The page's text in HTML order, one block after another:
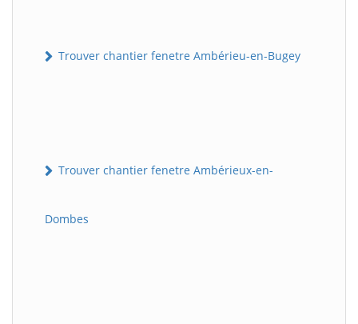
Trouver chantier fenetre Ambérieu-en-Bugey
Trouver chantier fenetre Ambérieux-en-
Dombes